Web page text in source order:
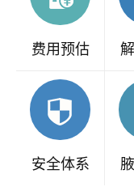
费用预估
安全体系